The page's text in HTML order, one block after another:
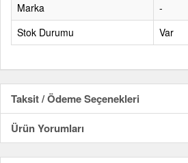
Marka
-
Stok Durumu
Var
Taksit / Ödeme Seçenekleri
Ürün Yorumları